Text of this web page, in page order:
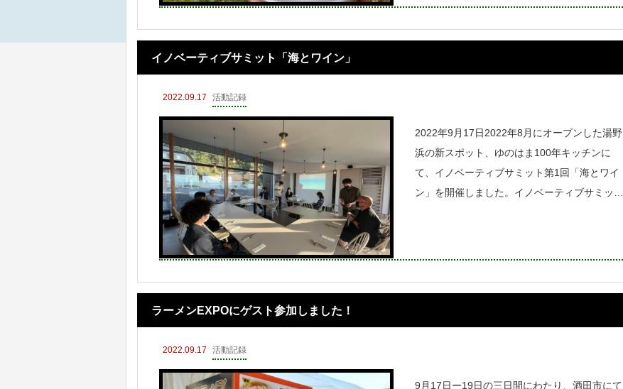
イノベーティブサミット「海とワイン」
2022.09.17 活動記録
2022年9月17日2022年8月にオープンした湯野
浜の新スポット、ゆのはま100年キッチンに
て、イノベーティブサミット第1回「海とワイ
ン」を開催しました。イノベーティブサミット
ラーメンEXPOにゲスト参加しました！
2022.09.17 活動記録
9月17日ー19日の三日間にわたり、酒田市にて